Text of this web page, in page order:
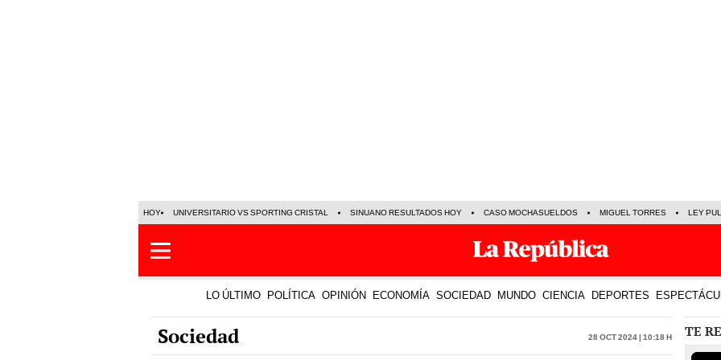
HOY UNIVERSITARIO VS SPORTING CRISTAL SINUANO RESULTADOS HOY CASO MOCHASUELDOS MIGUEL TORRES LEY
LO ÚLTIMO POLÍTICA OPINIÓN ECONOMÍA SOCIEDAD MUNDO CIENCIA DEPORTES
Sociedad 28 Oct 2024 | 10:18 h TE